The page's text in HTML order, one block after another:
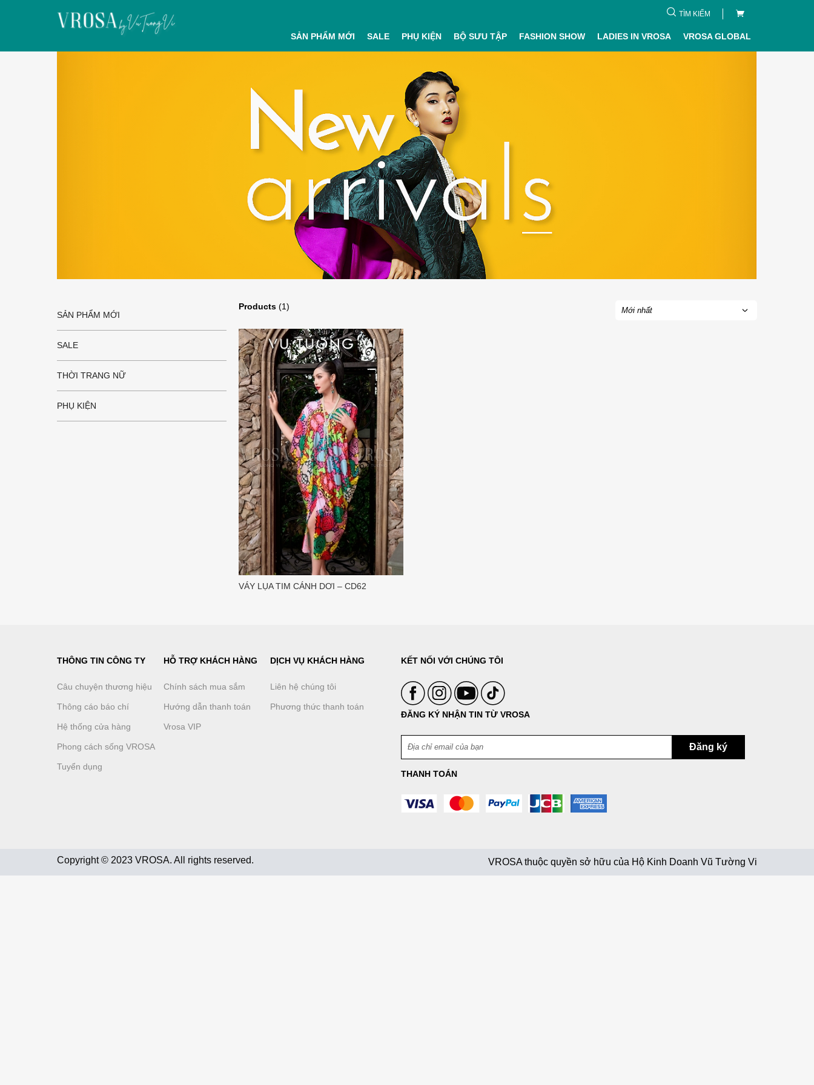
TÌM KIẾM
SẢN PHẨM MỚI SALE PHỤ KIỆN BỘ SƯU TẬP FASHION SHOW LADIES IN VROSA VROSA GLOBAL
SẢN PHẨM MỚI
SALE
THỜI TRANG NỮ
PHỤ KIỆN
Products (1)
VÁY LỤA TIM CÁNH DƠI – CD62
THÔNG TIN CÔNG TY
Câu chuyện thương hiệu
Thông cáo báo chí
Hệ thống cửa hàng
Phong cách sống VROSA
Tuyển dụng
HỖ TRỢ KHÁCH HÀNG
Chính sách mua sắm
Hướng dẫn thanh toán
Vrosa VIP
DỊCH VỤ KHÁCH HÀNG
Liên hệ chúng tôi
Phương thức thanh toán
KẾT NỐI VỚI CHÚNG TÔI
ĐĂNG KÝ NHẬN TIN TỪ VROSA
THANH TOÁN
Copyright © 2023 VROSA. All rights reserved. VROSA thuộc quyền sở hữu của Hộ Kinh Doanh Vũ Tường Vi